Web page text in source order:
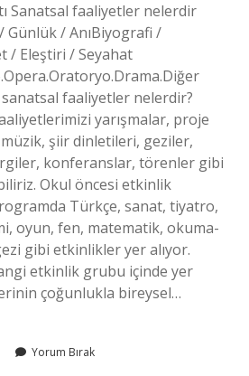
Sanatsal faaliyetler nelerdir
/ AnıBiyografi /
/ Eleştiri / Seyahat
faaliyetler nelerdir?
yarışmalar, proje
müzik, şiir dinletileri, geziler,
konferanslar, törenler gibi
Okul öncesi etkinlik
Türkçe, sanat, tiyatro,
oyun, fen, matematik, okuma-
gibi etkinlikler yer alıyor.
etkinlik grubu içinde yer
çoğunlukla bireysel…
Yorum Bırak